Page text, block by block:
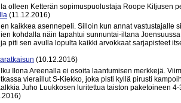
olleen Ketterän sopimuspuolustaja Roope Kiljusen
(11.12.2016)
kaikkea asennepeli. Silloin kun annat vastustajalle
kohdalla näin tapahtui sunnuntai-iltana
piti sen avulla lopulta kaikki arvokkaat sarjapisteet
(10.12.2016)
Ilona Areenalla ei osoita laantumisen merkkejä.
vieraillut S-Kiekko, joka pisti kyllä pirusti
Juho Luukkosen luritettua taiston paketoineen